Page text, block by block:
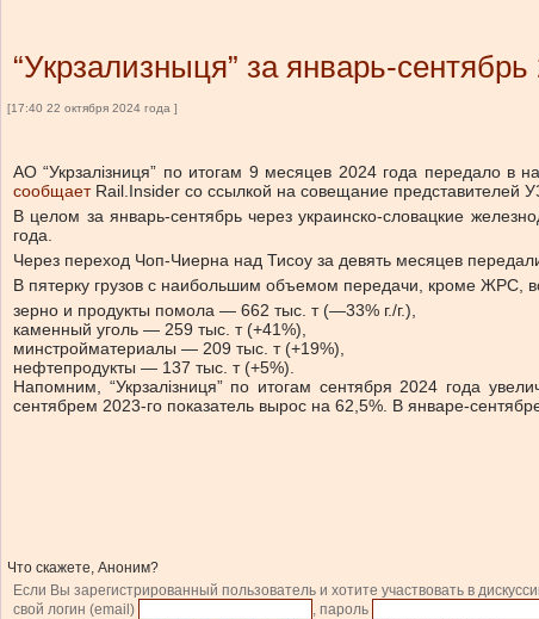
“Укрзализныця” за январь-
[17:40 22 октября 2024 года ]
АО “Укрзалізниця” по итогам 9 месяцев 2024 года передало
сообщаетRail.Insider со ссылкой на совещание представителей
В целом за январь-сентябрь через украинско-словацкие
года.
Через переход Чоп-Чиерна над Тисоу за девять месяцев
В пятерку грузов с наибольшим объемом передачи, кроме ЖРС,
зерно и продукты помола — 662 тыс. т (—33% г./г.),
каменный уголь — 259 тыс. т (+41%),
минстройматериалы — 209 тыс. т (+19%),
нефтепродукты — 137 тыс. т (+5%).
Напомним, “Укрзалізниця” по итогам сентября 2024 года
сентябрем 2023-го показатель вырос на 62,5%. В январе-
Что скажете, Аноним?
Если Вы зарегистрированный пользователь и хотите участвовать в
свой логин (email)
, пароль